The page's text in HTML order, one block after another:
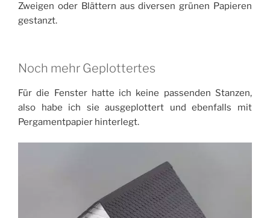
Zweigen oder Blättern aus diversen grünen Papieren
gestanzt.
Noch mehr Geplottertes
Für die Fenster hatte ich keine passenden Stanzen,
also habe ich sie ausgeplottert und ebenfalls mit
Pergamentpapier hinterlegt.